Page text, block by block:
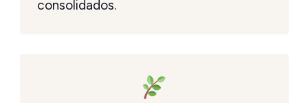
consolidados.